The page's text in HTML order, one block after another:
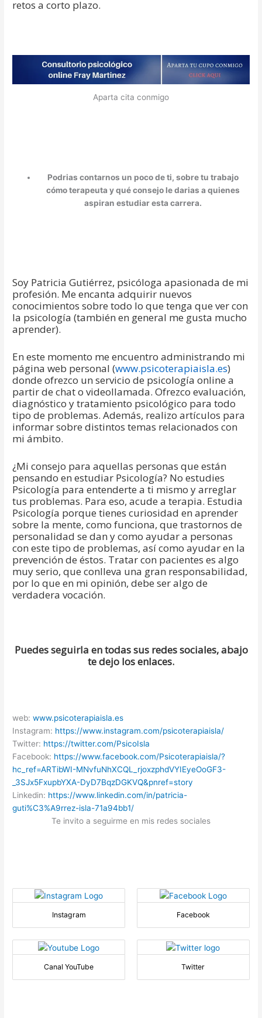
retos a corto plazo.
Aparta cita conmigo
Podrias contarnos un poco de ti, sobre tu trabajo
cómo terapeuta y qué consejo le darias a quienes
aspiran estudiar esta carrera.
Soy Patricia Gutiérrez, psicóloga apasionada de mi
profesión. Me encanta adquirir nuevos
conocimientos sobre todo lo que tenga que ver con
la psicología (también en general me gusta mucho
aprender).
En este momento me encuentro administrando mi
página web personal (www.psicoterapiaisla.es)
donde ofrezco un servicio de psicología online a
partir de chat o videollamada. Ofrezco evaluación,
diagnóstico y tratamiento psicológico para todo
tipo de problemas. Además, realizo artículos para
informar sobre distintos temas relacionados con
mi ámbito.
¿Mi consejo para aquellas personas que están
pensando en estudiar Psicología? No estudies
Psicología para entenderte a ti mismo y arreglar
tus problemas. Para eso, acude a terapia. Estudia
Psicología porque tienes curiosidad en aprender
sobre la mente, como funciona, que trastornos de
personalidad se dan y como ayudar a personas
con este tipo de problemas, así como ayudar en la
prevención de éstos. Tratar con pacientes es algo
muy serio, que conlleva una gran responsabilidad,
por lo que en mi opinión, debe ser algo de
verdadera vocación.
Puedes seguirla en todas sus redes sociales, abajo
te dejo los enlaces.
web:www.psicoterapiaisla.es
Instagram: https://www.instagram.com/psicoterapiaisla/
Twitter: https://twitter.com/PsicoIsla
Facebook: https://www.facebook.com/Psicoterapiaisla/?
hc_ref=ARTibWI-MNvfuNhXCQL_rjoxzphdVYIEyeOoGF3-
_3SJx5FxupbYXA-DyD7BqzDGKVQ&pnref=story
Linkedin: https://www.linkedin.com/in/patricia-
guti%C3%A9rrez-isla-71a94bb1/
Te invito a seguirme en mis redes sociales
Instagram Facebook
Canal YouTube Twitter